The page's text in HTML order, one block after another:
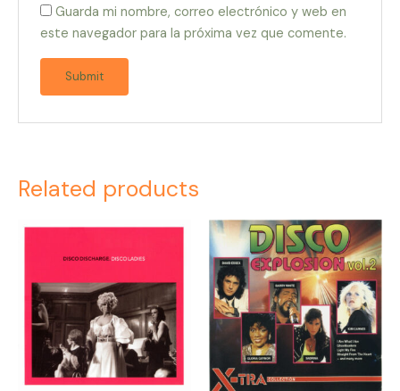
Guarda mi nombre, correo electrónico y web en
este navegador para la próxima vez que comente.
Related products